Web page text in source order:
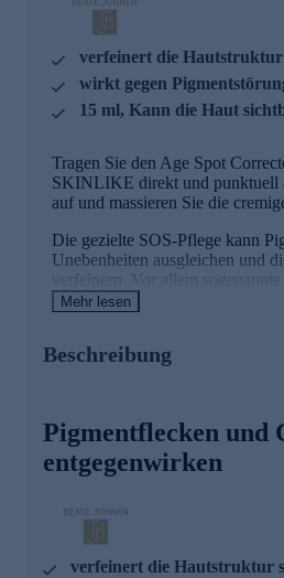
verfeinert die
wirkt gegen
15 ml, Kann die Haut
Tragen Sie den Age Spot
SKINLIKE direkt und punktuell
auf und massieren Sie die
Die gezielte SOS-Pflege kann
Unebenheiten ausgleichen und
verfeinern. Vor allem sogenannte
postinflammatorische
reduzieren, sondern auch
Die kraftvolle Kombination aus
lässt das Hautbild, feiner und
bringt Ihren Teint zum Strahlen.
Die tiefenwirksame
4-Butyl-Resorcinol
Mehr lesen
Beschreibung
Pigmentflecken und
entgegenwirken
verfeinert die Hautstruktur